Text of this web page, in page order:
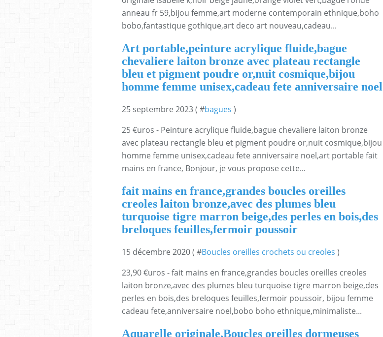
anneau fr 59,bijou femme,art moderne contemporain ethnique,boho
bobo,fantastique gothique,art deco art nouveau,cadeau...
Art portable,peinture acrylique fluide,bague
chevaliere laiton bronze avec plateau rectangle
bleu et pigment poudre or,nuit cosmique,bijou
homme femme unisex,cadeau fete anniversaire noel
25 septembre 2023 ( #bagues )
25 €uros - Peinture acrylique fluide,bague chevaliere laiton bronze
avec plateau rectangle bleu et pigment poudre or,nuit cosmique,bijou
homme femme unisex,cadeau fete anniversaire noel,art portable fait
mains en france, Bonjour, je vous propose cette...
fait mains en france,grandes boucles oreilles
creoles laiton bronze,avec des plumes bleu
turquoise tigre marron beige,des perles en bois,des
breloques feuilles,fermoir poussoir
15 décembre 2020 ( #Boucles oreilles crochets ou creoles )
23,90 €uros - fait mains en france,grandes boucles oreilles creoles
laiton bronze,avec des plumes bleu turquoise tigre marron beige,des
perles en bois,des breloques feuilles,fermoir poussoir, bijou femme
cadeau fete,anniversaire noel,bobo boho ethnique,minimaliste...
Aquarelle originale,Boucles oreilles dormeuses